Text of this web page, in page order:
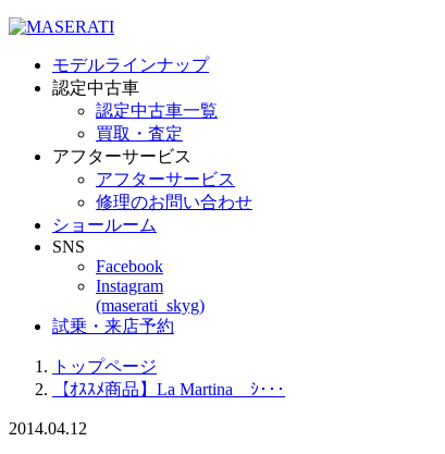
モデルラインナップ
認定中古車
認定中古車一覧
買取・査定
アフターサービス
アフターサービス
修理のお問い合わせ
ショールーム
SNS
Facebook
Instagram
(maserati_skyg)
試乗・来店予約
トップページ
【ｵｽｽﾒ商品】La Martina ｼ･･･
2014.04.12